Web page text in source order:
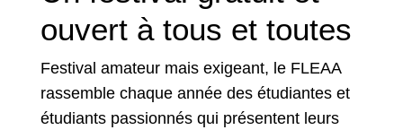
ouvert à tous et toutes
Festival amateur mais exigeant, le FLEAA
rassemble chaque année des étudiantes et
étudiants passionnés qui présentent leurs